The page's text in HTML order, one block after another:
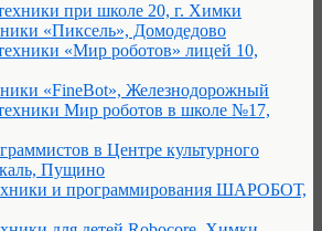
при школе 20, г. Химки
«Пиксель», Домодедово
«Мир роботов» лицей 10,
«FineBot», Железнодорожный
Мир роботов в школе №17,
в Центре культурного
Пущино
и программирования ШАРОБОТ,